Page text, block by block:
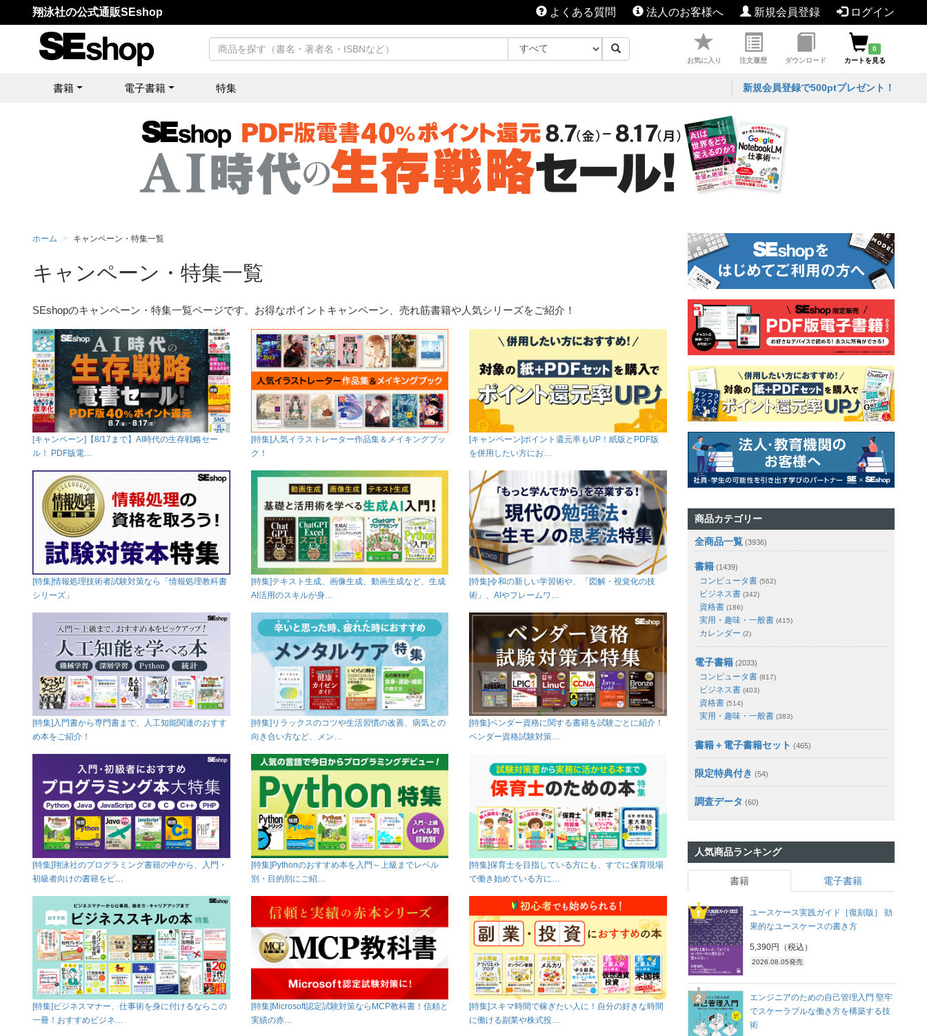
翔泳社の公式通販SEshop よくある質問 法人のお客様へ 新規会員登録 ログイン
お気に入り 注文履歴 ダウンロード
0
カートを見る
書籍 電子書籍 特集 新規会員登録で500ptプレゼント！
ホーム キャンペーン・特集一覧
キャンペーン・特集一覧
SEshopのキャンペーン・特集一覧ページです。お得なポイントキャンペーン、売れ筋書籍や人気シリーズをご紹介！
[キャンペーン]【8/17まで】AI時代の生存戦略セー
ル！ PDF版電…
[特集]人気イラストレーター作品集＆メイキングブッ
ク！
[キャンペーン]ポイント還元率もUP！紙版とPDF版
を併用したい方にお…
[特集]情報処理技術者試験対策なら「情報処理教科書
シリーズ」
[特集]テキスト生成、画像生成、動画生成など、生成
AI活用のスキルが身…
[特集]令和の新しい学習術や、「図解・視覚化の技
術」、AIやフレームワ…
[特集]入門書から専門書まで、人工知能関連のおすす
め本をご紹介！
[特集]リラックスのコツや生活習慣の改善、病気との
向き合い方など、メン…
[特集]ベンダー資格に関する書籍を試験ごとに紹介！
ベンダー資格試験対策…
[特集]翔泳社のプログラミング書籍の中から、入門・
初級者向けの書籍をピ…
[特集]Pythonのおすすめ本を入門～上級までレベル
別・目的別にご紹…
[特集]保育士を目指している方にも、すでに保育現場
で働き始めている方に…
[特集]ビジネスマナー、仕事術を身に付けるならこの
一冊！おすすめビジネ…
[特集]Microsoft認定試験対策ならMCP教科書！信頼と
実績の赤…
[特集]スキマ時間で稼ぎたい人に！自分の好きな時間
に働ける副業や株式投…
商品カテゴリー
全商品一覧 (3936)
書籍 (1439)
コンピュータ書 (562)
ビジネス書 (342)
資格書 (186)
実用・趣味・一般書 (415)
カレンダー (2)
電子書籍 (2033)
コンピュータ書 (817)
ビジネス書 (403)
資格書 (514)
実用・趣味・一般書 (383)
書籍＋電子書籍セット (465)
限定特典付き (54)
調査データ (60)
人気商品ランキング
書籍 電子書籍
ユースケース実践ガイド［復刻版］ 効
果的なユースケースの書き方
5,390円（税込）
2026.08.05発売
エンジニアのための自己管理入門 堅牢
でスケーラブルな働き方を構築する技
術